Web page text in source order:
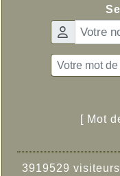
[ Mot
3919529 visiteurs